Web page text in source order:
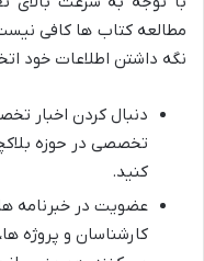
مطالعه کتاب ها کافی
نگه داشتن اطلاعات خود
دنبال کردن اخبار
کنید.
عضویت در خبرنامه
کارشناسان و پروژه